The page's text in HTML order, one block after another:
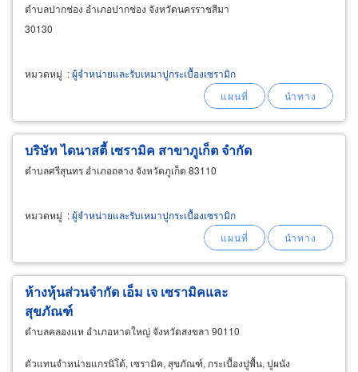
ตำบลปากช่อง อำเภอปากช่อง จังหวัดนครราชสีมา
30130
หมวดหมู่ :ผู้จำหน่ายและรับเหมาปูกระเบื้องเซรามิก
บริษัท ไดนาสตี้ เซรามิค สาขาภูเก็ต จำกัด
ตำบลศรีสุนทร อำเภอถลาง จังหวัดภูเก็ต 83110
หมวดหมู่ :ผู้จำหน่ายและรับเหมาปูกระเบื้องเซรามิก
ห้างหุ้นส่วนจำกัด เอ็ม เจ เซรามิคและ
สุขภัณฑ์
ตำบลคลองแห อำเภอหาดใหญ่ จังหวัดสงขลา 90110
ตัวแทนจำหน่ายแกรนิโต้, เซรามิค, สุขภัณฑ์, กระเบื้องปูพื้น, ปูผนัง